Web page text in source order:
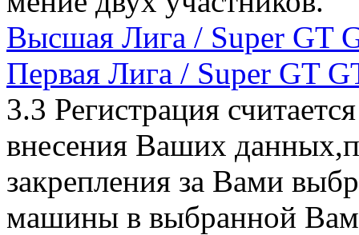
Высшая Лига / Super GT
Первая Лига / Super GT
3.3 Регистрация
внесения Ваших
закрепления за Вами
машины в выбранной